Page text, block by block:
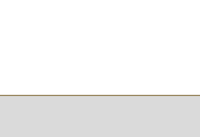
4 UFO XL Absorberr Inkl. 4 Softpads: Ø